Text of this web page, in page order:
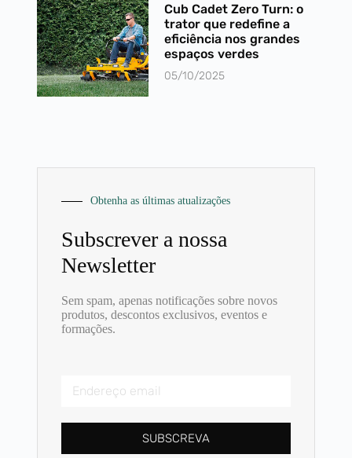
Cub Cadet Zero Turn: o
trator que redefine a
eficiência nos grandes
espaços verdes
05/10/2025
Obtenha as últimas atualizações​
Subscrever a nossa
Newsletter ​
Sem spam, apenas notificações sobre novos
produtos, descontos exclusivos, eventos e
formações.
SUBSCREVA